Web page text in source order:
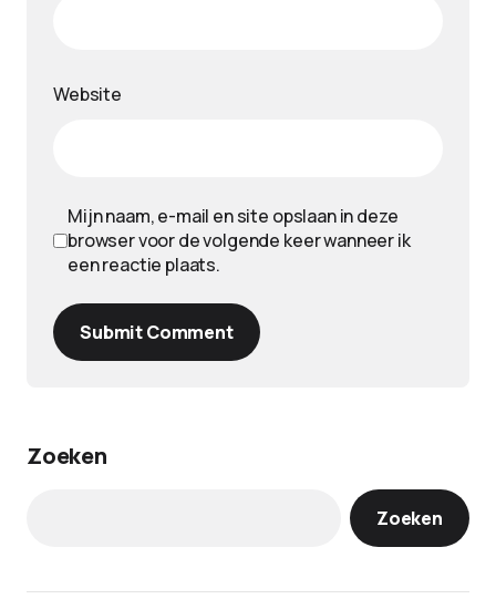
Website
Mijn naam, e-mail en site opslaan in deze
browser voor de volgende keer wanneer ik
een reactie plaats.
Submit Comment
Zoeken
Zoeken